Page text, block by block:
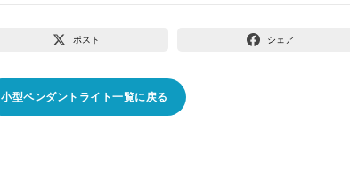
ポスト シェア
小型ペンダントライト一覧に戻る